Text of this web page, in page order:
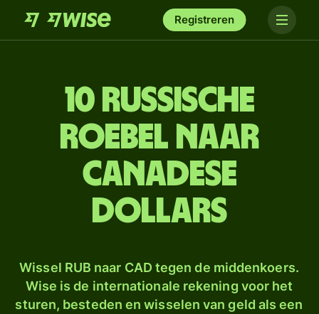
Registreren
10 Russische
roebel naar
Canadese
dollars
Wissel RUB naar CAD tegen de middenkoers.
Wise is de internationale rekening voor het
sturen, besteden en wisselen van geld als een